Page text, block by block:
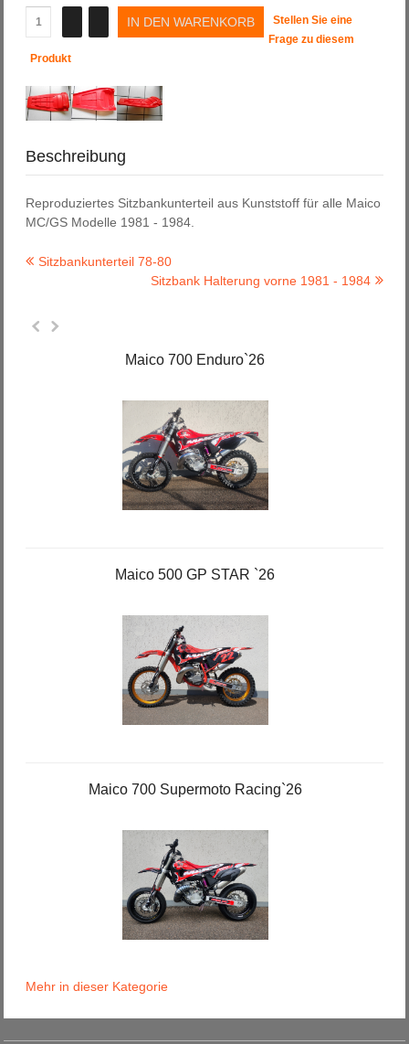
Stellen Sie eine
Frage zu diesem
Produkt
Beschreibung
Reproduziertes Sitzbankunterteil aus Kunststoff für alle Maico
MC/GS Modelle 1981 - 1984.
Sitzbankunterteil 78-80
Sitzbank Halterung vorne 1981 - 1984
Maico 700 Enduro`26
Maico 500 GP STAR `26
Maico 700 Supermoto Racing`26
Mehr in dieser Kategorie